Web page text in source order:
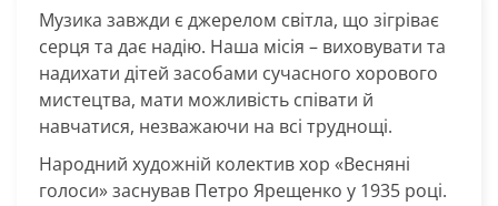
Музика завжди є джерелом світла, що зігріває
серця та дає надію. Наша місія – виховувати та
надихати дітей засобами сучасного хорового
мистецтва, мати можливість співати й
навчатися, незважаючи на всі труднощі.
Народний художній колектив хор «Весняні
голоси» заснував Петро Ярещенко у 1935 році.